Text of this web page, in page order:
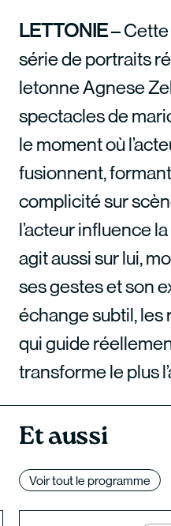
LETTONIE–
série de portraits
letonne Agnese
spectacles de
le moment où
fusionnent,
complicité sur
l’acteur influence
agit aussi sur lui,
ses gestes et son
échange subtil, les
qui guide
transforme le plus
Et aussi
Voir tout le programme